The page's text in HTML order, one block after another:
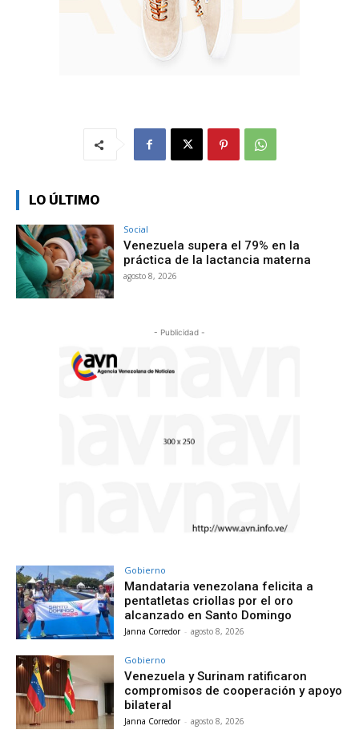
LO ÚLTIMO
Social
Venezuela supera el 79% en la
práctica de la lactancia materna
agosto 8, 2026
- Publicidad -
Gobierno
Mandataria venezolana felicita a
pentatletas criollas por el oro
alcanzado en Santo Domingo
Janna Corredor - agosto 8, 2026
Gobierno
Venezuela y Surinam ratificaron
compromisos de cooperación y apoyo
bilateral
Janna Corredor - agosto 8, 2026